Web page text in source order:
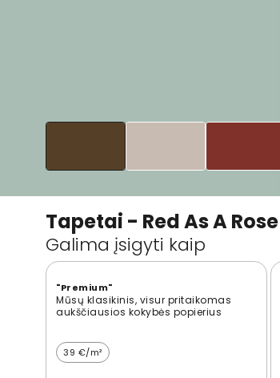
Tapetai - Red As A Rose
Galima įsigyti kaip
"Premium"
Mūsų klasikinis, visur pritaikomas
aukščiausios kokybės popierius
39 €/m²